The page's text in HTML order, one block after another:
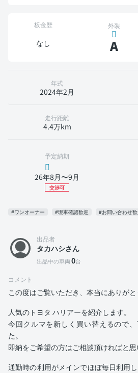
板金歴
なし
外装
A
年式
2024年2月
走行距離
4.4万km
予定納期
26年8月〜9月
交渉可
#ワンオーナー #現車確認歓迎 #お問い合わせ
出品者
タカハシさん
出品中の車両0台
コメント
この度はご覧いただき、本当にありがと
人気のトヨタ ハリアーを紹介します。
今回クルマを新しく買い替えるので
た。
即納をご希望の方はご相談頂ければと思
通勤時の利用がメインでほぼ毎日利用